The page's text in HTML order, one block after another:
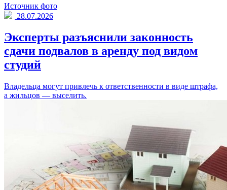
Источник фото
28.07.2026
Эксперты разъяснили законность
сдачи подвалов в аренду под видом
студий
Владельца могут привлечь к ответственности в виде штрафа,
а жильцов — выселить.